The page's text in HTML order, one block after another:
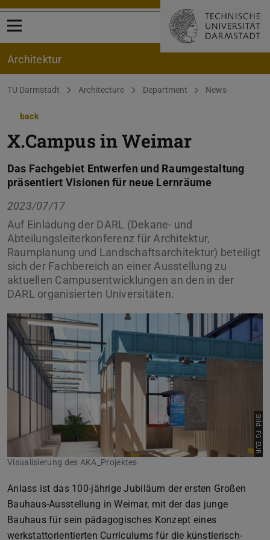
Open menu
Architektur
You are here:
TU Darmstadt Architecture Department News
back
X.Campus in Weimar
Das Fachgebiet Entwerfen und Raumgestaltung
präsentiert Visionen für neue Lernräume
2023/07/17
Auf Einladung der DARL (Dekane- und
Abteilungsleiterkonferenz für Architektur,
Raumplanung und Landschaftsarchitektur) beteiligt
sich der Fachbereich an einer Ausstellung zu
aktuellen Campusentwicklungen an den in der
DARL organisierten Universitäten.
Bild: FG EUR
Visualisierung des AKA_Projektes
Anlass ist das 100-jährige Jubiläum der ersten Großen
Bauhaus-Ausstellung in Weimar, mit der das junge
Bauhaus für sein pädagogisches Konzept eines
werkstattorientierten Curriculums für die künstlerisch-